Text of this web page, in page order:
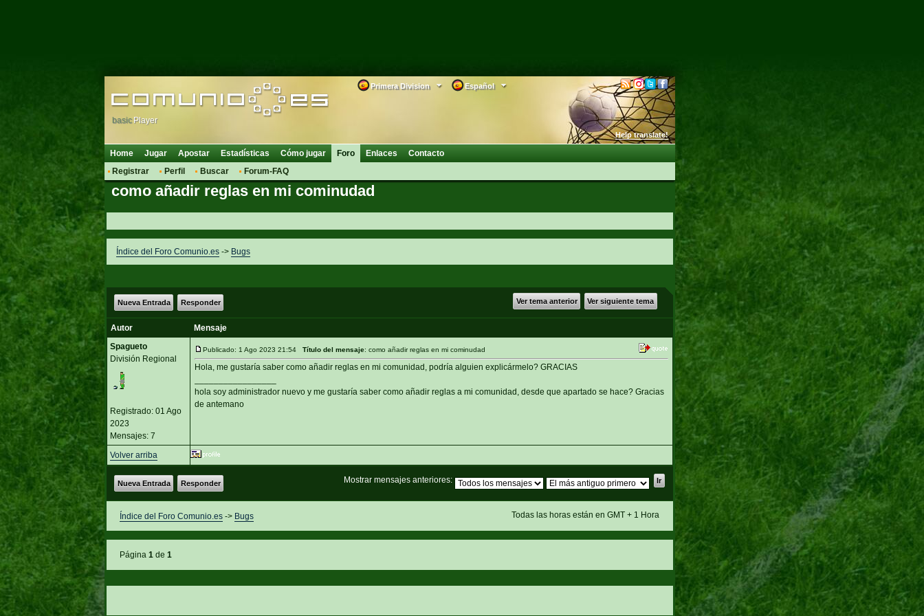
Español
Primera Division
Help translate!
basic Player
Home Jugar Apostar Estadísticas Cómo jugar
Foro
Registrar
Perfil Buscar Forum-FAQ
Enlaces Contacto
como añadir reglas en mi cominudad
Índice del Foro Comunio.es-> Bugs
Ver tema anterior Ver siguiente tema
Nueva Entrada Responder
Autor
Mensaje
Spagueto
División Regional
Registrado: 01 Ago
2023
Mensajes: 7
Publicado: 1 Ago 2023 21:54 Título del mensaje: como añadir reglas en mi cominudad
Hola, me gustaría saber como añadir reglas en mi comunidad, podría alguien explicármelo? GRACIAS
hola soy administrador nuevo y me gustaría saber como añadir reglas a mi comunidad, desde que apartado se hace? Gracias
de antemano
Volver arriba
Mostrar mensajes anteriores:
Nueva Entrada Responder
Todas las horas están en GMT + 1 Hora
Índice del Foro Comunio.es-> Bugs
Página 1de 1